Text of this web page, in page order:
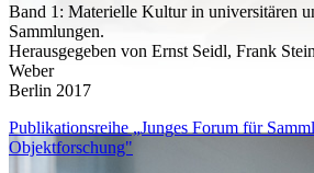
Band 1: Materielle Kultur in universitären
Sammlungen.
Herausgegeben von Ernst Seidl, Frank
Weber
Berlin 2017
Publikationsreihe „Junges Forum für
Objektforschung"